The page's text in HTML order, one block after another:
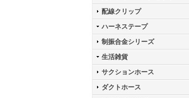
配線クリップ
ハーネステープ
制振合金シリーズ
生活雑貨
サクションホース
ダクトホース